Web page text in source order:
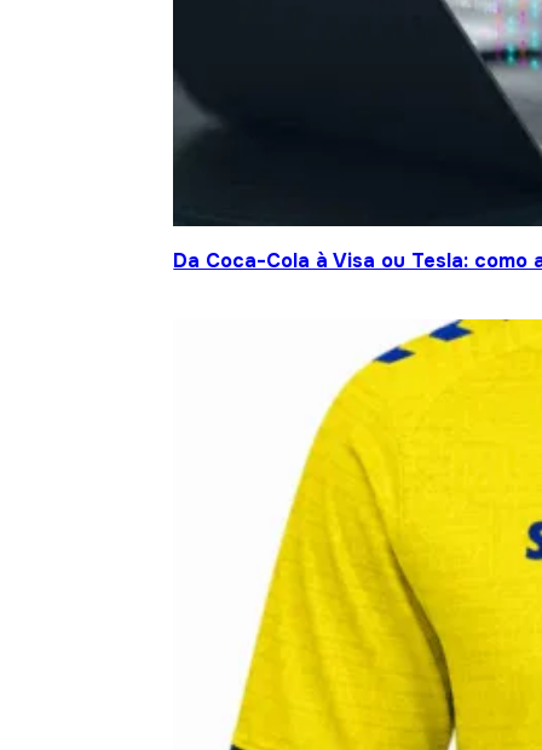
Da Coca-Cola à Visa ou Tesla: